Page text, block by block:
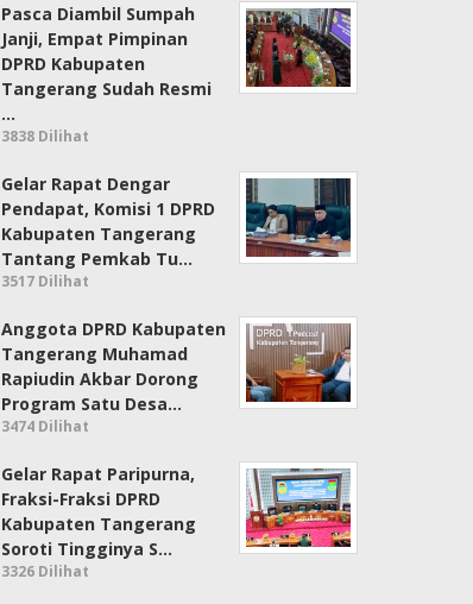
Pasca Diambil Sumpah
Janji, Empat Pimpinan
DPRD Kabupaten
Tangerang Sudah Resmi
…
3838 Dilihat
Gelar Rapat Dengar
Pendapat, Komisi 1 DPRD
Kabupaten Tangerang
Tantang Pemkab Tu…
3517 Dilihat
Anggota DPRD Kabupaten
Tangerang Muhamad
Rapiudin Akbar Dorong
Program Satu Desa…
3474 Dilihat
Gelar Rapat Paripurna,
Fraksi-Fraksi DPRD
Kabupaten Tangerang
Soroti Tingginya S…
3326 Dilihat